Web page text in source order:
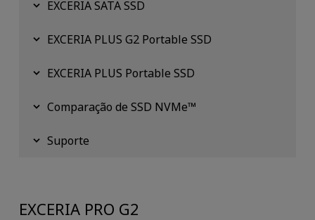
EXCERIA SATA SSD
EXCERIA PLUS G2 Portable SSD
EXCERIA PLUS Portable SSD
Comparação de SSD NVMe™
Suporte
EXCERIA PRO G2